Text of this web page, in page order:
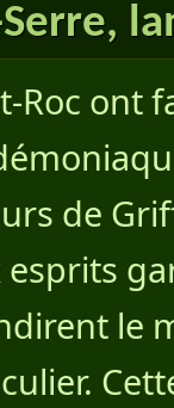
Roc ont
de
le